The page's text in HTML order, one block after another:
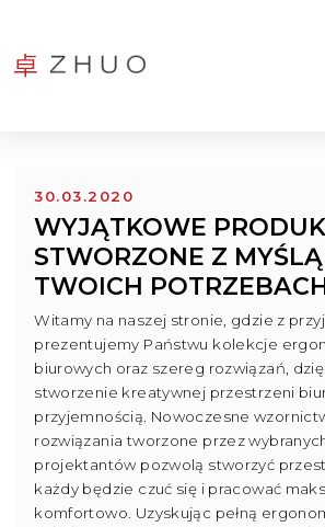
30.03.2020
WYJĄTKOWE
STWORZONE Z
TWOICH
Witamy na naszej stronie, gdzie z
prezentujemy Państwu kolekcje
biurowych oraz szereg rozwiązań,
stworzenie kreatywnej przestrzeni
przyjemnością. Nowoczesne
rozwiązania tworzone przez
projektantów pozwolą stworzyć
każdy będzie czuć się i pracować
komfortowo. Uzyskując pełną